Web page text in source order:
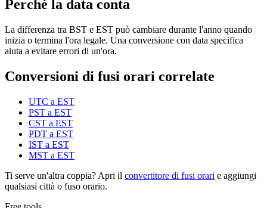
Perché la data conta
La differenza tra BST e EST può cambiare durante l'anno quando
inizia o termina l'ora legale. Una conversione con data specifica
aiuta a evitare errori di un'ora.
Conversioni di fusi orari correlate
UTC a EST
PST a EST
CST a EST
PDT a EST
IST a EST
MST a EST
Ti serve un'altra coppia? Apri il convertitore di fusi orari e aggiungi
qualsiasi città o fuso orario.